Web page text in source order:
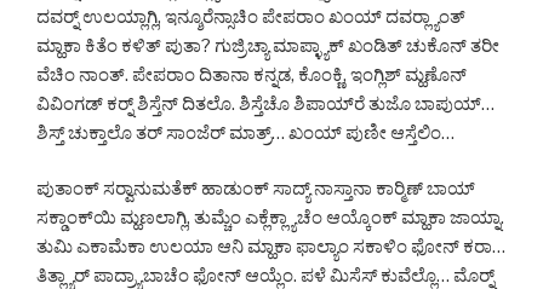
ದವರ್‍ನ್ ಉಲಯ್ಲಾಗ್ಲಿ, ಇನ್ಶೂರೆನ್ಸಾಚಿಂ ಪೇಪರಾಂ ಖಂಯ್ ದವರ್‍ಲ್ಯಾಂತ್
ಮ್ಹಾಕಾ ಕಿತೆಂ ಕಳಿತ್ ಪುತಾ? ಗುಜ್ರಿಚ್ಯಾ ಮಾಪ್ಳ್ಯಾಕ್ ಖಂಡಿತ್ ಚುಕೊನ್ ತರೀ
ವೆಚಿಂ ನಾಂತ್. ಪೇಪರಾಂ ದಿತಾನಾ ಕನ್ನಡ, ಕೊಂಕ್ಣಿ, ಇಂಗ್ಲಿಶ್ ಮ್ಹಣೊನ್
ವಿವಿಂಗಡ್ ಕರ್‍ನ್ ಶಿಸ್ತೆನ್ ದಿತಲೊ. ಶಿಸ್ತೆಚೊ ಶಿಪಾಯ್‌ರೆ ತುಜೊ ಬಾಪುಯ್…
ಶಿಸ್ತ್ ಚುಕ್ತಾಲೊ ತರ್ ಸಾಂಜೆರ್ ಮಾತ್ರ್… ಖಂಯ್ ಪುಣೀ ಆಸ್ತೆಲಿಂ…
ಪುತಾಂಕ್ ಸರ್‍ವಾನುಮತೆಕ್ ಹಾಡುಂಕ್ ಸಾದ್ಯ್ ನಾಸ್ತಾನಾ ಕಾರ್‍ಮಿಣ್ ಬಾಯ್
ಸಕ್ಡಾಂಕ್‌ಯಿ ಮ್ಹಣಲಾಗ್ಲಿ, ತುಮ್ಚೆಂ ಎಕ್ಲೆಕ್ಲ್ಯಾಚೆಂ ಆಯ್ಕೊಂಕ್ ಮ್ಹಾಕಾ ಜಾಯ್ನಾ.
ತುಮಿ ಎಕಾಮೆಕಾ ಉಲಯಾ ಆನಿ ಮ್ಹಾಕಾ ಫಾಲ್ಯಾಂ ಸಕಾಳಿಂ ಫೋನ್ ಕರಾ…
ತಿತ್ಲ್ಯಾರ್ ಪಾದ್ರ್ಯಾಬಾಚೆಂ ಫೋನ್ ಆಯ್ಲೆಂ. ಪಳೆ ಮಿಸೆಸ್ ಕುವೆಲ್ಲೊ… ಮೊರ್‍ನ್